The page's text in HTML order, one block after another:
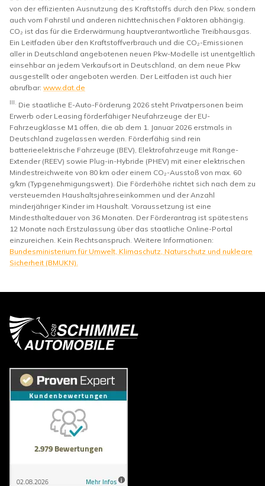
von der effizienten Ausnutzung des Kraftstoffs durch den Pkw, sondern
auch vom Fahrstil und anderen nichttechnischen Faktoren abhängig.
CO₂ ist das für die Erderwärmung hauptverantwortliche Treibhausgas.
Ein Leitfaden über den Kraftstoffverbrauch und die CO₂-Emissionen
aller in Deutschland angebotenen neuen Pkw-Modelle ist unentgeltlich
einsehbar an jedem Verkaufsort in Deutschland, an dem neue Pkw
ausgestellt oder angeboten werden. Der Leitfaden ist auch hier
abrufbar: www.dat.de
III. Die staatliche E-Auto-Förderung 2026 steht Privatpersonen beim
Erwerb oder Leasing förderfähiger Neufahrzeuge der EU-
Fahrzeugklasse M1 offen, die ab dem 1. Januar 2026 erstmals in
Deutschland zugelassen werden. Förderfähig sind rein
batterieelektrische Fahrzeuge (BEV), Elektrofahrzeuge mit Range-
Extender (REEV) sowie Plug-in-Hybride (PHEV) mit einer elektrischen
Mindestreichweite von 80 km oder einem CO₂-Ausstoß von max. 60
g/km (Typgenehmigungswert). Die Förderhöhe richtet sich nach dem zu
versteuernden Haushaltsjahreseinkommen und der Anzahl
minderjähriger Kinder im Haushalt. Voraussetzung ist eine
Mindesthaltedauer von 36 Monaten. Der Förderantrag ist spätestens
12 Monate nach Erstzulassung über das staatliche Online-Portal
einzureichen. Kein Rechtsanspruch. Weitere Informationen:
Bundesministerium für Umwelt, Klimaschutz, Naturschutz und nukleare
Sicherheit (BMUKN).